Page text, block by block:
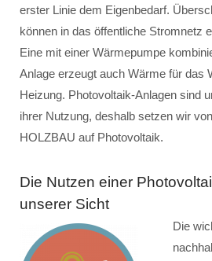
erster Linie dem Eigenbedarf.
können in das öffentliche Stromnetz
Eine mit einer Wärmepumpe
Anlage erzeugt auch Wärme für das
Heizung. Photovoltaik-Anlagen sind
ihrer Nutzung, deshalb setzen wir
HOLZBAU auf Photovoltaik.
Die Nutzen einer
unserer Sicht
Die